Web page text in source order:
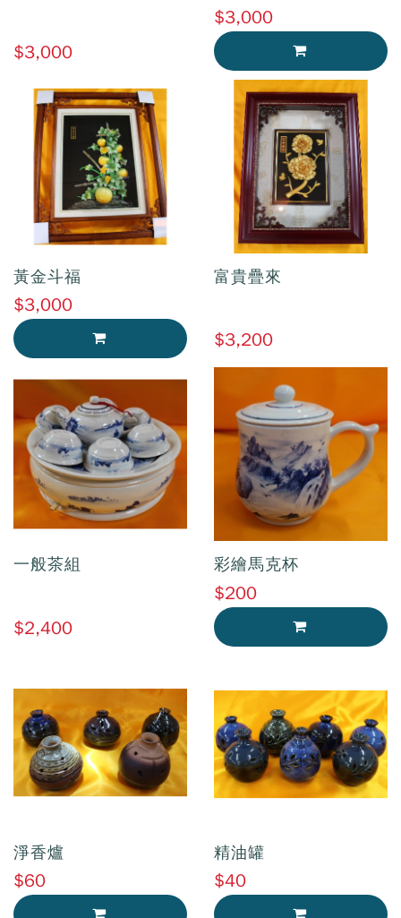
$3,000
$3,000
黃金斗福
$3,000
富貴疊來
$3,200
一般茶組
$2,400
彩繪馬克杯
$200
淨香爐
$60
精油罐
$40